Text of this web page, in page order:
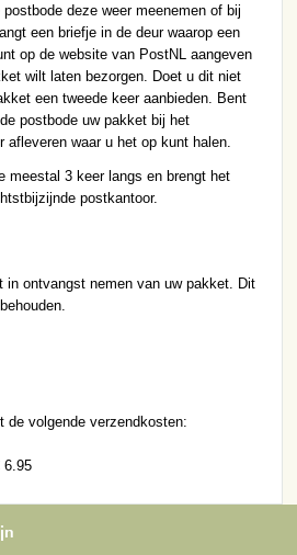
deze weer meenemen of bij
een briefje in de deur waarop een
op de website van PostNL aangeven
wilt laten bezorgen. Doet u dit niet
een tweede keer aanbieden. Bent
postbode uw pakket bij het
waar u het op kunt halen.
meestal 3 keer langs en brengt het
postkantoor.
in ontvangst nemen van uw pakket. Dit
de volgende verzendkosten:
6.95